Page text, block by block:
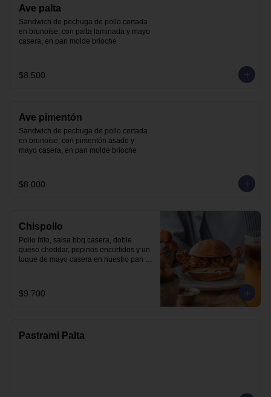
Ave palta
Sandwich de pechuga de pollo cortada
en brunoise, con palta laminada y mayo
casera, en pan molde brioche
$8.500
Ave pimentón
Sandwich de pechuga de pollo cortada
en brunoise, con pimentón asado y
mayo casera, en pan molde brioche
$8.000
Chispollo
Pollo frito, salsa bbq casera, doble
queso cheddar, pepinos encurtidos y un
toque de mayo casera en nuestro pan
$9.700
Pastrami Palta